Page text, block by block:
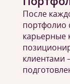
После
портфолио
карьерные
клиентами